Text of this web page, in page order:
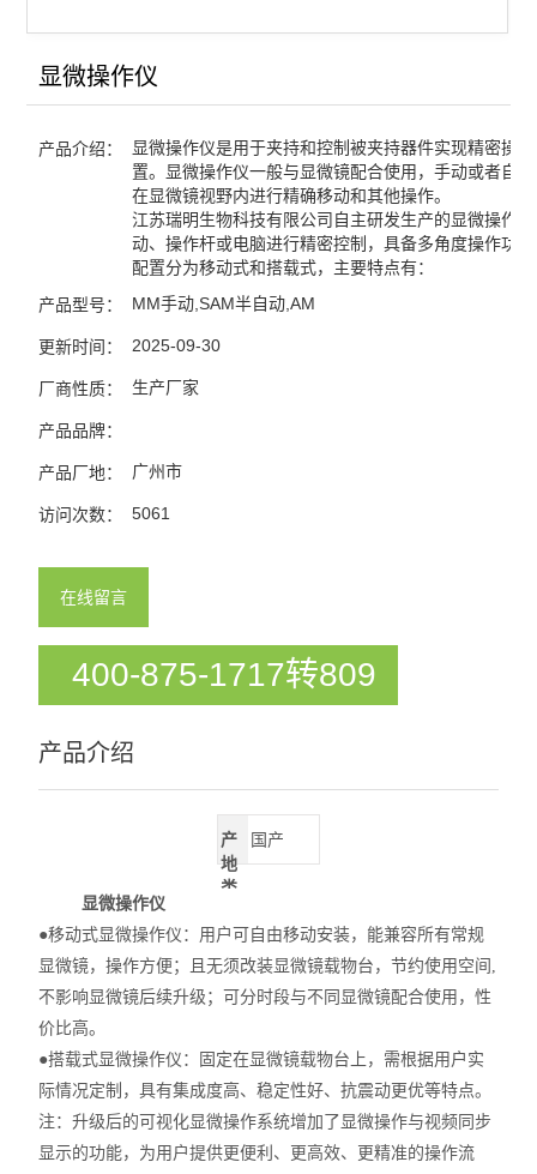
显微操作仪
产品介绍：
显微操作仪是用于夹持和控制被夹持器件实现精密操
置。显微操作仪一般与显微镜配合使用，手动或者自
在显微镜视野内进行精确移动和其他操作。
江苏瑞明生物科技有限公司自主研发生产的显微操作
动、操作杆或电脑进行精密控制，具备多角度操作功
配置分为移动式和搭载式，主要特点有：
产品型号： MM手动,SAM半自动,AM
更新时间： 2025-09-30
厂商性质： 生产厂家
产品品牌：
产品厂地： 广州市
访问次数： 5061
在线留言
400-875-1717转809
产品介绍
产
地
类
国产
显微操作仪
●移动式显微操作仪：用户可自由移动安装，能兼容所有常规
显微镜，操作方便；且无须改装显微镜载物台，节约使用空间,
不影响显微镜后续升级；可分时段与不同显微镜配合使用，性
价比高。
●搭载式显微操作仪：固定在显微镜载物台上，需根据用户实
际情况定制，具有集成度高、稳定性好、抗震动更优等特点。
注：升级后的可视化显微操作系统增加了显微操作与视频同步
显示的功能，为用户提供更便利、更高效、更精准的操作流